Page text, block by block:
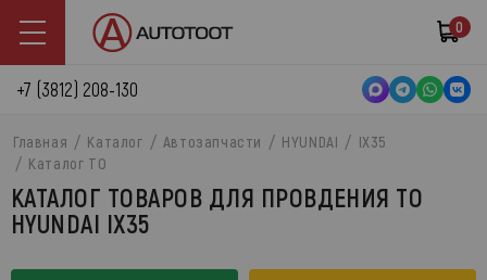
0
+7 (3812) 208-130
Главная Каталог Автозапчасти HYUNDAI
IX35
Каталог ТО
КАТАЛОГ ТОВАРОВ ДЛЯ ПРОВДЕНИЯ ТО
HYUNDAI IX35